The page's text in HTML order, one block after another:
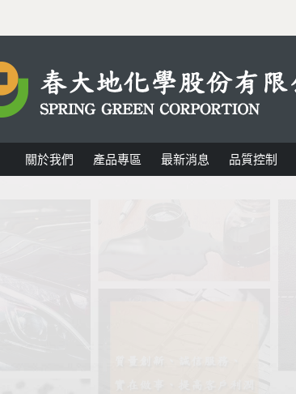
關於我們 產品專區 最新消息 品質控制